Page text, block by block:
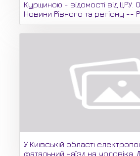
Курщиною - відомості від ЦРУ.
Новини Рівного та регіону --
У Київській області
фатальний наїзд на чоловіка.